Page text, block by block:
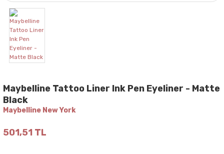
Maybelline Tattoo Liner Ink Pen Eyeliner - Matte
Black
Maybelline New York
501,51 TL